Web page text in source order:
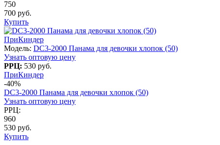
750
700 руб.
Купить
ПриКиндер
Модель: DC3-2000 Панама для девочки хлопок (50)
Узнать оптовую цену
РРЦ: 530 руб.
ПриКиндер
-40%
DC3-2000 Панама для девочки хлопок (50)
Узнать оптовую цену
РРЦ:
960
530 руб.
Купить